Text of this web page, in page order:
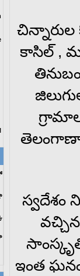
చిన్నారుల
కాసిల్ ,
తెలంగాణా
స్వదేశం
వచ్చిన
ఇంత